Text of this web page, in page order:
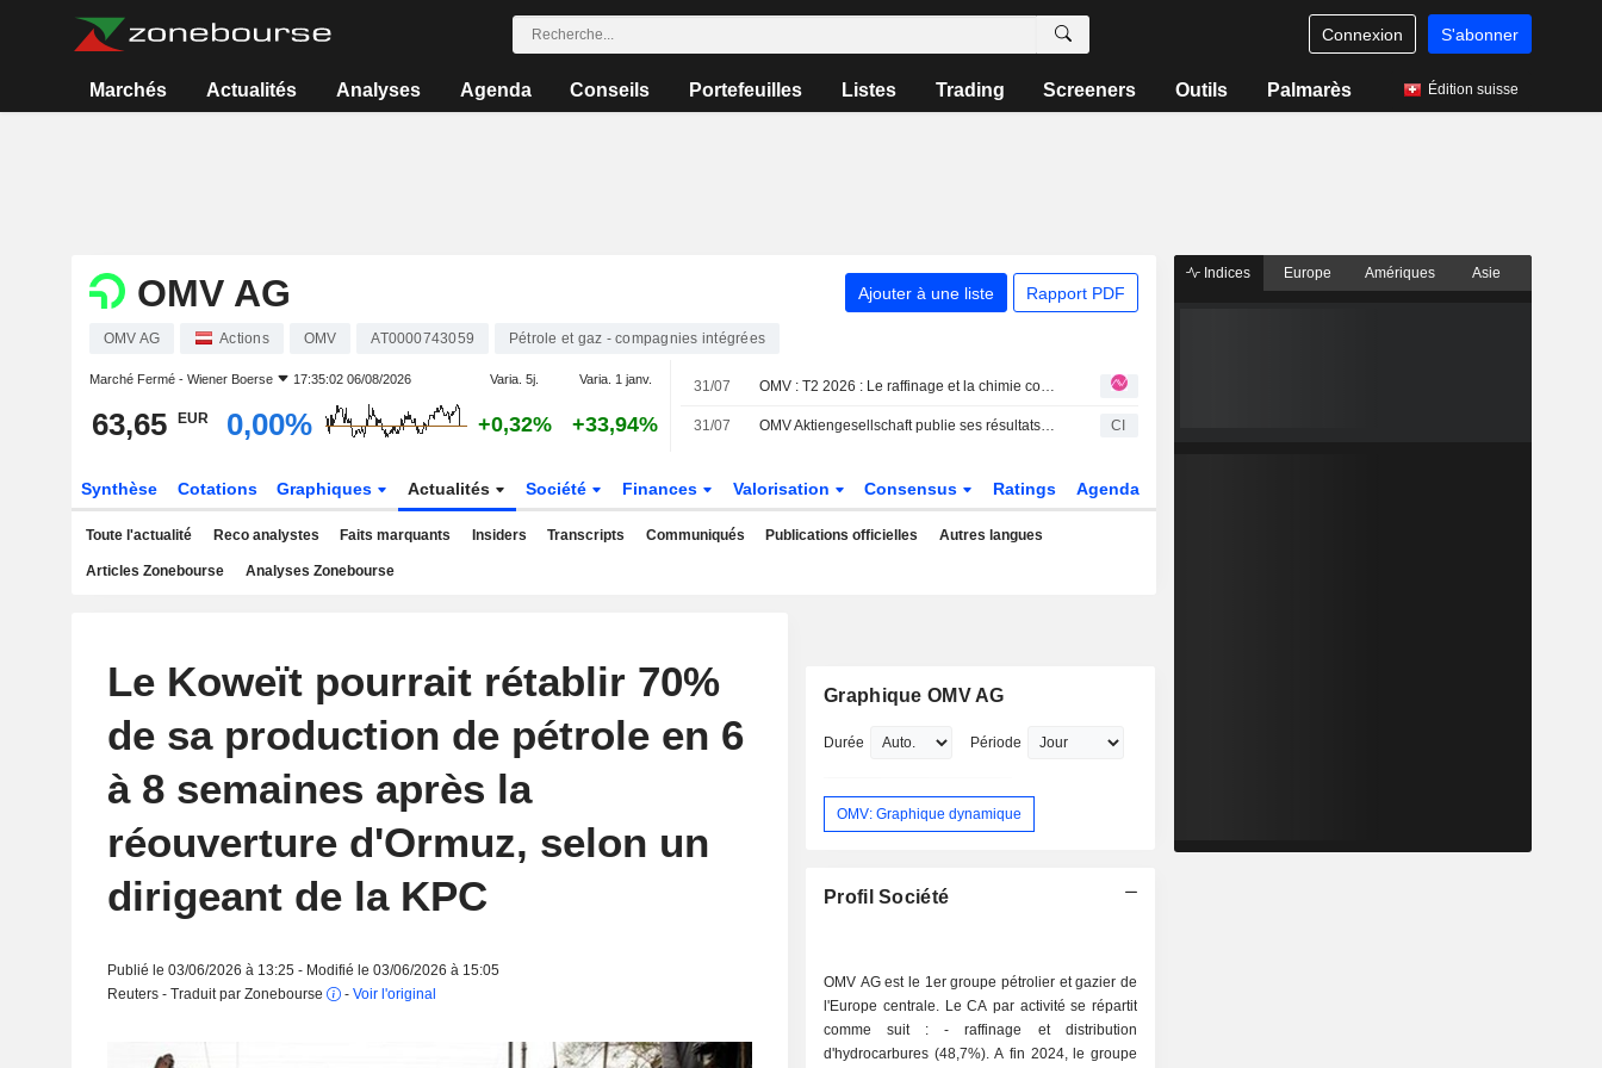
Connexion S'abonner
Marchés Actualités Analyses Agenda Conseils Portefeuilles Listes Trading Screeners Outils Palmarès Édition suisse
OMV AG Ajouter à une liste Rapport PDF
OMV AG Actions OMV AT0000743059 Pétrole et gaz - compagnies intégrées
Marché Fermé - Wiener Boerse 17:35:02 06/08/2026 Varia. 5j. Varia. 1 janv.
63,65 EUR 0,00% +0,32% +33,94%
31/07 OMV : T2 2026 : Le raffinage et la chimie compensent les contraintes à l'exportation de l'Amont
31/07 OMV Aktiengesellschaft publie ses résultats pour le deuxième trimestre et le premier semestre clos le 30 juin 2026 CI
Synthèse Cotations Graphiques Actualités Société Finances Valorisation Consensus Ratings Agenda
Toute l'actualité Reco analystes Faits marquants Insiders Transcripts Communiqués Publications officielles Autres langues
Articles Zonebourse Analyses Zonebourse
Le Koweït pourrait rétablir 70%
de sa production de pétrole en 6
à 8 semaines après la
réouverture d'Ormuz, selon un
dirigeant de la KPC
Publié le 03/06/2026 à 13:25 - Modifié le 03/06/2026 à 15:05
Reuters - Traduit par Zonebourse
- Voir l'original
Graphique OMV AG
Durée Période
OMV: Graphique dynamique
Profil Société
OMV AG est le 1er groupe pétrolier et gazier de
l'Europe centrale. Le CA par activité se répartit
comme suit : - raffinage et distribution
d'hydrocarbures (48,7%). A fin 2024, le groupe
Indices Europe Amériques Asie